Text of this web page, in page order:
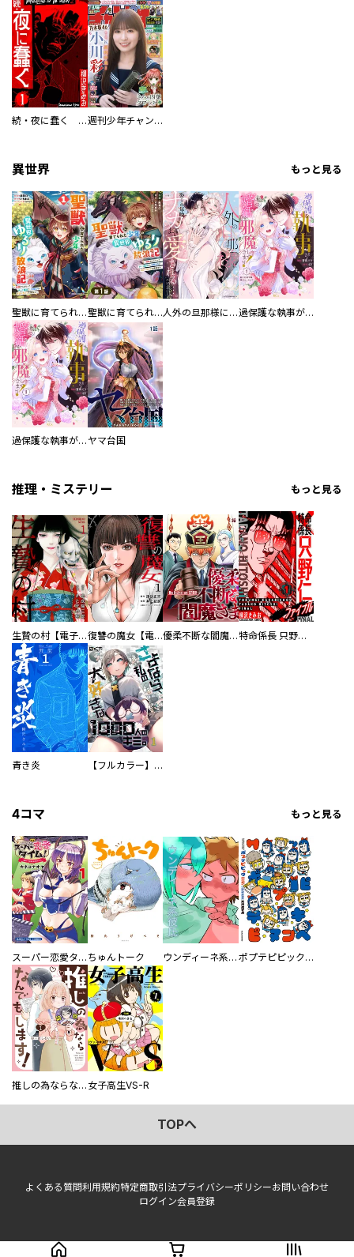
続・夜に蠢く 新装版 週刊少年チャンピオン
異世界 もっと見る
聖獣に育てられた少年の異世界ゆるり放浪記～神様からもらったチート魔法で、仲間たちとスローライフを満喫中～ 聖獣に育てられた少年の異世界ゆるり放浪記～神様からもらったチート魔法で、仲間たちとスローライフを満喫中～【分冊版】 人外の旦那様に娶られ毎晩ナカまで愛される…。アンソロジー 過保護な執事が私の婚活を邪魔してきます！ 分冊版
過保護な執事が私の婚活を邪魔してきます！ ヤマ台国
推理・ミステリー もっと見る
生贄の村【電子単行本版】 復讐の魔女【電子単行本版】 優柔不断な閻魔さま 特命係長 只野仁ファイナル 愛蔵版
青き炎 【フルカラー】さよなら、私の大好きな１０００人のキミ。
4コマ もっと見る
スーパー恋愛タイム！～現場でドＳな彼女は自宅でデレる～ ちゅんトーク ウンディーネ系彼氏 ポプテピピック SEASON EIGHT
推しの為ならなんでもします！ 女子高生VS-R
TOPへ
よくある質問利用規約特定商取引法プライバシーポリシーお問い合わせ
ログイン会員登録